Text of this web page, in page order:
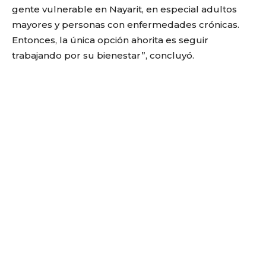
gente vulnerable en Nayarit, en especial adultos
mayores y personas con enfermedades crónicas.
Entonces, la única opción ahorita es seguir
trabajando por su bienestar”, concluyó.